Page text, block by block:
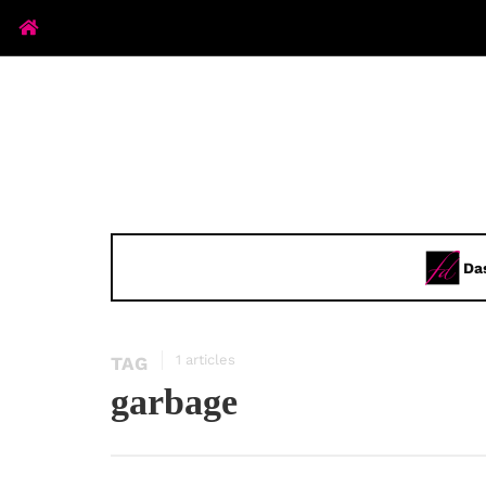
TAG 1 articles
garbage